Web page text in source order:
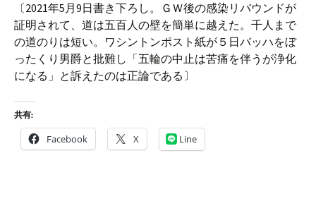
〔2021年5月9日書き下ろし。ＧＷ後の感染リバウンドが
証明されて、道は五百人の壁を簡単に越えた。千人まで
の道のりは短い。ワシントンポスト紙が５日バッハをぼ
ったくり男爵と批難し「五輪の中止は苦痛を伴うが浄化
になる」と訴えたのは正論である〕
共有:
Facebook X Line